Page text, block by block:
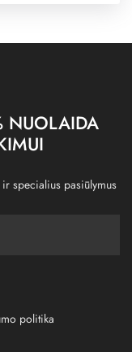
NUOLAIDA
specialius pasiūlymus
politika